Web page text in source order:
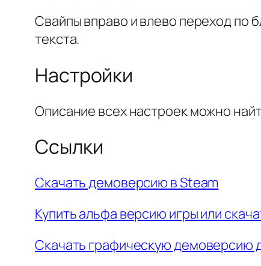
Свайпы вправо и влево переход по
текста.
Настройки
Описание всех настроек можно
Ссылки
Скачать демоверсию в Steam
Купить альфа версию игры или
Скачать графическую демоверсию